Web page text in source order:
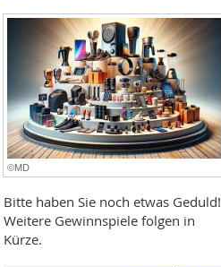
©MD
Bitte haben Sie noch etwas Geduld!
Weitere Gewinnspiele folgen in
Kürze.